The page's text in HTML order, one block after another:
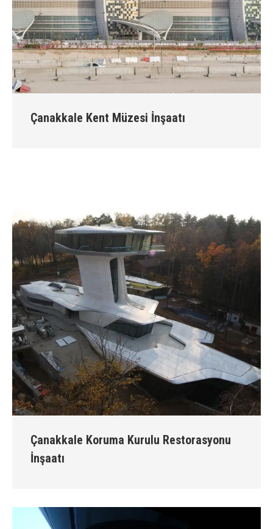
Çanakkale Kent Müzesi İnşaatı
Çanakkale Koruma Kurulu Restorasyonu
İnşaatı